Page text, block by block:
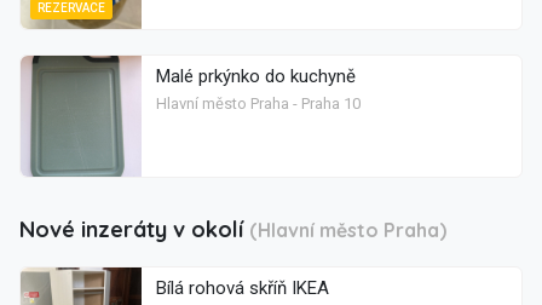
REZERVACE
Malé prkýnko do kuchyně
Hlavní město Praha - Praha 10
Nové inzeráty v okolí (Hlavní město Praha)
Bílá rohová skříň IKEA